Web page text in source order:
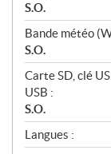
S.O.
Bande météo
S.O.
Carte SD, clé
USB :
S.O.
Langues :